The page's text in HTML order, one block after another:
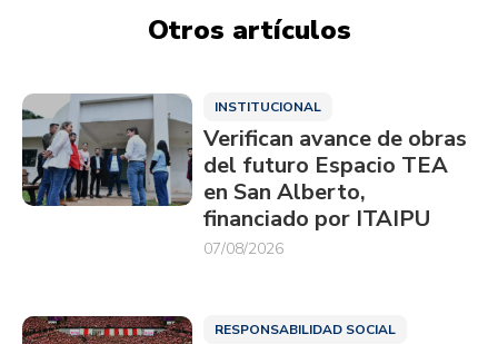
Otros artículos
INSTITUCIONAL
Verifican avance de obras
del futuro Espacio TEA
en San Alberto,
financiado por ITAIPU
07/08/2026
RESPONSABILIDAD SOCIAL